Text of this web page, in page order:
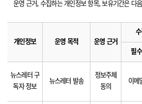
운영 근거, 수집하는 개인정보 항목, 보유기간은 다
개인정보 운영 목적 운영 근거
필수
뉴스레터 구
독자 정보
뉴스레터 발송
정보주체
동의
이메